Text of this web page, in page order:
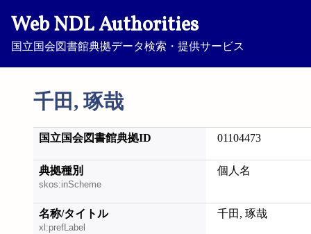
Web NDL Authorities
国立国会図書館典拠データ検索・提供サービス
千田, 琢哉
国立国会図書館典拠ID 01104473
典拠種別
skos:inScheme
個人名
名称/タイトル
xl:prefLabel
千田, 琢哉